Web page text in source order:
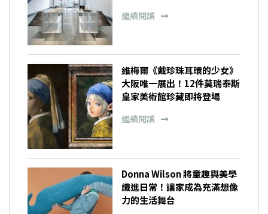
繼續閱讀
維梅爾《戴珍珠耳環的少女》
大阪唯一展出！12件莫瑞泰斯
皇家美術館珍藏即將登場
繼續閱讀
Donna Wilson 將童趣與美學
織進日常！讓家成為充滿想像
力的生活舞台